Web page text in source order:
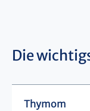
Die
Thymom